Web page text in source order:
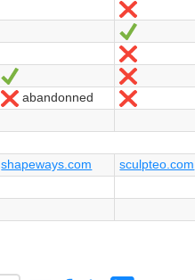
Non
Oui
Non
Oui
Non
Non
abandonned
Non
shapeways.com
sculpteo.com